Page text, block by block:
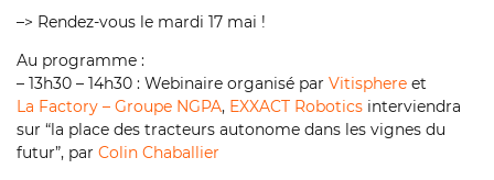
–> Rendez-vous le mardi 17 mai !
Au programme :
– 13h30 – 14h30 : Webinaire organisé par Vitisphere et
La Factory – Groupe NGPA, EXXACT Robotics interviendra
sur “la place des tracteurs autonome dans les vignes du
futur”, par Colin Chaballier